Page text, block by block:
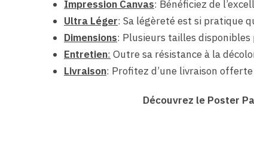
Impression Canvas: Bénéficiez de
Ultra Léger: Sa légèreté est si pratique
Dimensions: Plusieurs tailles disponibles
Entretien: Outre sa résistance à la
Livraison: Profitez d’une livraison
Découvrez le Poster